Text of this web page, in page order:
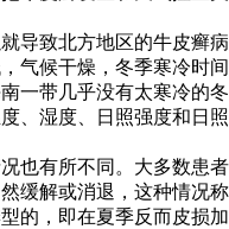
导致北方地区的牛皮癣病
气候干燥，冬季寒冷时间
一带几乎没有太寒冷的冬
、湿度、日照强度和日照
也有所不同。大多数患者
缓解或消退，这种情况称
的，即在夏季反而皮损加